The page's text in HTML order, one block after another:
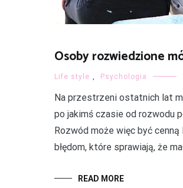
Osoby rozwiedzione
Life style , Psychologia
Na przestrzeni ostatnich lat
po jakimś czasie od rozwodu
Rozwód może więc być
błędom, które sprawiają, że
READ MORE